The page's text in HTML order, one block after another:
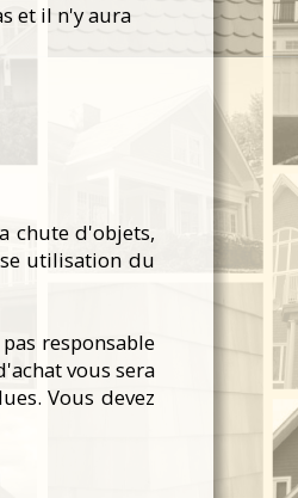
et il n'y aura
chute d'objets,
utilisation du
responsable
vous sera
Vous devez